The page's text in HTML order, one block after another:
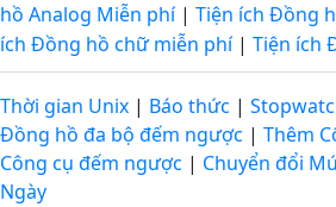
hồ Analog Miễn phí| Tiện ích Đồng
ích Đồng hồ chữ miễn phí| Tiện ích
Thời gian Unix | Báo thức |
Đồng hồ đa bộ đếm ngược | Thêm
Công cụ đếm ngược | Chuyển đổi
Ngày